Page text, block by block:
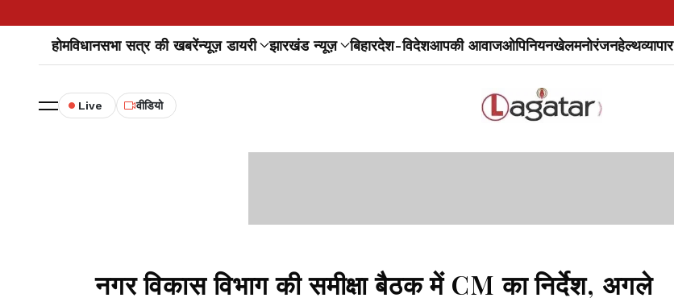
होमविधानसभा सत्र की खबरेंन्यूज़ डायरी झारखंड न्यूज़ बिहारदेश-विदेशआपकी आवाजओपिनियनखेलमनोरंजनहेल्थव्यापार
Live वीडियो
नगर विकास विभाग की समीक्षा बैठक में CM का निर्देश, अगले